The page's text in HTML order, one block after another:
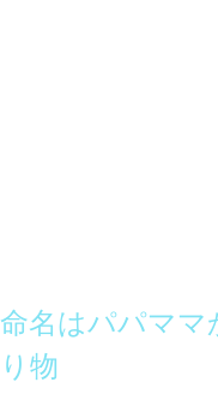
命名はパパママ
り物